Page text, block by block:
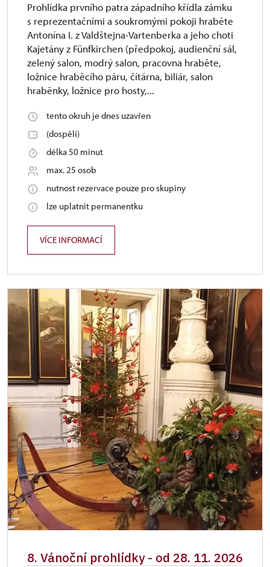
Prohlídka prvního patra západního křídla zámku
s reprezentačními a soukromými pokoji hraběte
Antonína I. z Valdštejna-Vartenberka a jeho choti
Kajetány z Fünfkirchen (předpokoj, audienční sál,
zelený salon, modrý salon, pracovna hraběte,
ložnice hraběcího páru, čítárna, biliár, salon
hraběnky, ložnice pro hosty,...
tento okruh je dnes uzavřen
(dospělí)
délka 50 minut
max. 25 osob
nutnost rezervace pouze pro skupiny
lze uplatnit permanentku
VÍCE INFORMACÍ
8. Vánoční prohlídky - od 28. 11. 2026